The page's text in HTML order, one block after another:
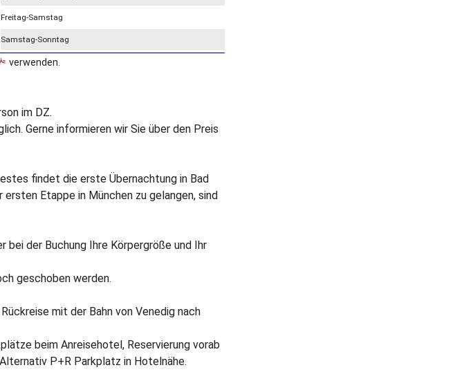
Freitag-Samstag
Samstag-Sonntag
verwenden.
im DZ.
Gerne informieren wir Sie über den Preis
findet die erste Übernachtung in Bad
Etappe in München zu gelangen, sind
der Buchung Ihre Körpergröße und Ihr
geschoben werden.
mit der Bahn von Venedig nach
beim Anreisehotel, Reservierung vorab
P+R Parkplatz in Hotelnähe.